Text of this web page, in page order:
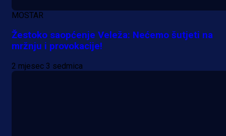
MOSTAR
Žestoko saopćenje Veleža: Nećemo šutjeti na
mržnju i provokacije!
2 mjesec 3 sedmica